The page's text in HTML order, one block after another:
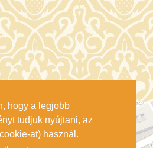
hogy a legjobb
tudjuk nyújtani, az
at) használ.